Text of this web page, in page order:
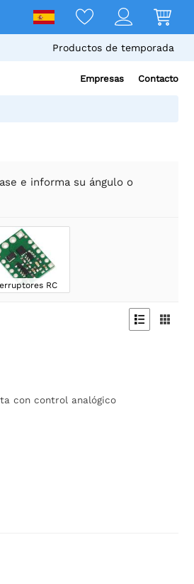
Productos de temporada
Empresas Contacto
e informa su ángulo o
RC
 
con control analógico